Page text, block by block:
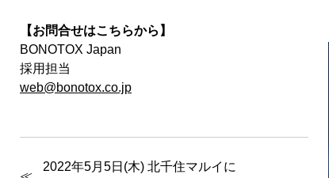
【お問合せはこちらから】
BONOTOX Japan
採用担当
web@bonotox.co.jp
2022年5月5日(木) 北千住マルイに